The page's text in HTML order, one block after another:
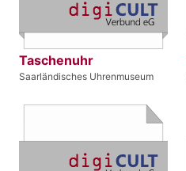
Taschenuhr
Saarländisches Uhrenmuseum